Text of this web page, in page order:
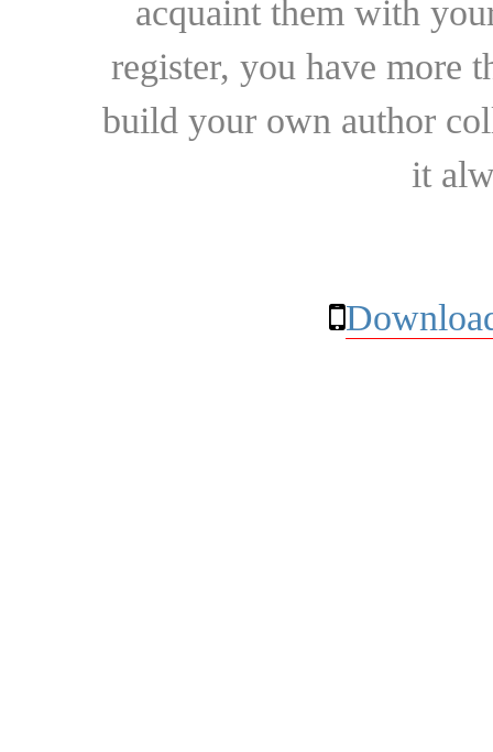
acquaint them with
register, you have more
build your own author
it